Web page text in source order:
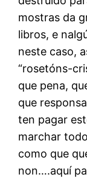
mostras da
libros, e
neste caso,
“rosetóns-
que pena,
que
ten pagar
marchar
como que
non….aquí